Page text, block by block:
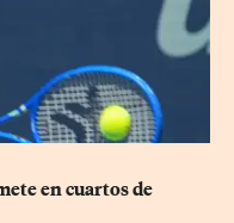
en cuartos de